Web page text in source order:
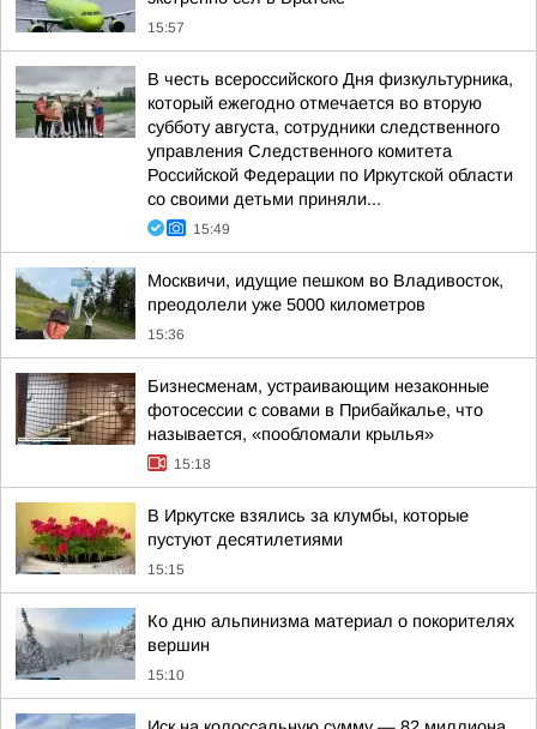
15:57
В честь всероссийского Дня физкультурника,
который ежегодно отмечается во вторую
субботу августа, сотрудники следственного
управления Следственного комитета
Российской Федерации по Иркутской области
со своими детьми приняли...
15:49
Москвичи, идущие пешком во Владивосток,
преодолели уже 5000 километров
15:36
Бизнесменам, устраивающим незаконные
фотосессии с совами в Прибайкалье, что
называется, «пообломали крылья»
15:18
В Иркутске взялись за клумбы, которые
пустуют десятилетиями
15:15
Ко дню альпинизма материал о покорителях
вершин
15:10